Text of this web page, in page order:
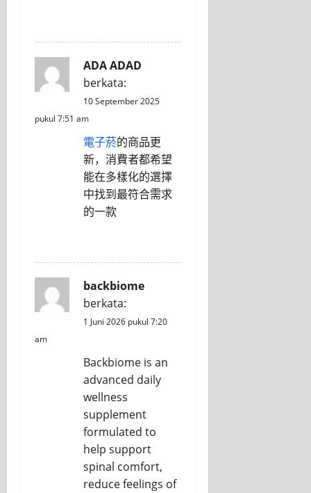
ADA ADAD
berkata:
10 September 2025
pukul 7:51 am
電子菸的商品更
新，消費者都希望
能在多樣化的選擇
中找到最符合需求
的一款
backbiome
berkata:
1 Juni 2026 pukul 7:20
am
Backbiome is an
advanced daily
wellness
supplement
formulated to
help support
spinal comfort,
reduce feelings of